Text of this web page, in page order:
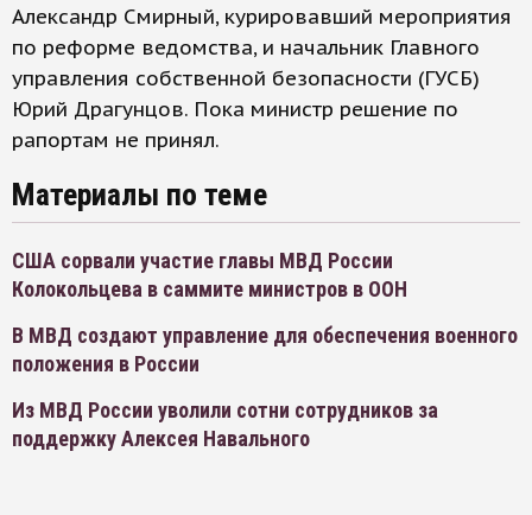
Александр Смирный, курировавший мероприятия
по реформе ведомства, и начальник Главного
управления собственной безопасности (ГУСБ)
Юрий Драгунцов. Пока министр решение по
рапортам не принял.
Материалы по теме
США сорвали участие главы МВД России
Колокольцева в саммите министров в ООН
В МВД создают управление для обеспечения военного
положения в России
Из МВД России уволили сотни сотрудников за
поддержку Алексея Навального